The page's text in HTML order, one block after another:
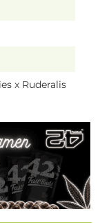
x Ruderalis